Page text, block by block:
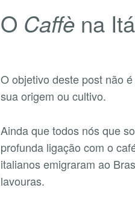
O Caffè na
O objetivo deste post não
sua origem ou cultivo.
Ainda que todos nós que
profunda ligação com o
italianos emigraram ao
lavouras.